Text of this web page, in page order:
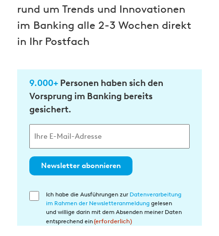
rund um Trends und Innovationen
im Banking alle 2-3 Wochen direkt
in Ihr Postfach
9.000+ Personen haben sich den
Vorsprung im Banking bereits
gesichert.
Newsletter abonnieren
Einwilligung
Ich habe die Ausführungen zur Datenverarbeitung
im Rahmen der Newsletteranmeldung gelesen
und willige darin mit dem Absenden meiner Daten
entsprechend ein(erforderlich)